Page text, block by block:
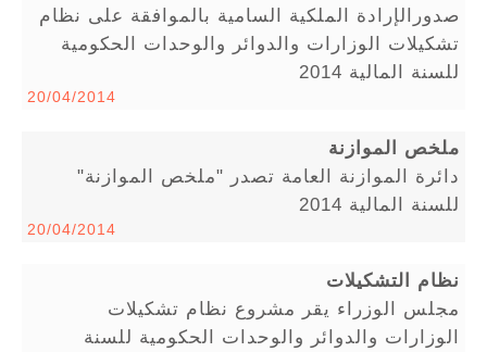
صدورالإرادة الملكية السامية بالموافقة على نظام
تشكيلات الوزارات والدوائر والوحدات الحكومية
للسنة المالية 2014
20/04/2014
ملخص الموازنة
دائرة الموازنة العامة تصدر "ملخص الموازنة"
للسنة المالية 2014
20/04/2014
نظام التشكيلات
مجلس الوزراء يقر مشروع نظام تشكيلات
الوزارات والدوائر والوحدات الحكومية للسنة